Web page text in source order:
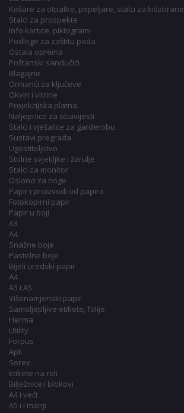
Košare za otpatke, pepeljare, stalci za kišobrane
Stalci za prospekte
Info kartice, piktogrami
Podloge za zaštitu poda
Ostala oprema
Poštanski sandučići
Blagajne
Ormarići za ključeve
Okviri i vitrine
Projekcijska platna
Naljepnice za obavijesti
Stalci i vješalice za garderobu
Sustavi pregrada
Ugostiteljstvo
Stolne svjetiljke i žarulje
Stalci za monitor
Oslonci za noge
Papir i proizvodi od papira
Fotokopirni papir
Papir u boji
A3
A4
Snažne boje
Pastelne boje
Bijeli uredski papir
A4
A3 i A5
Višenamjenski papir
Samoljepljive etikete, folije
Herma
Utility
Forpus
Apli
Sorex
Etikete na roli
Bilježnice i blokovi
A4 i veći
A5 i i manji